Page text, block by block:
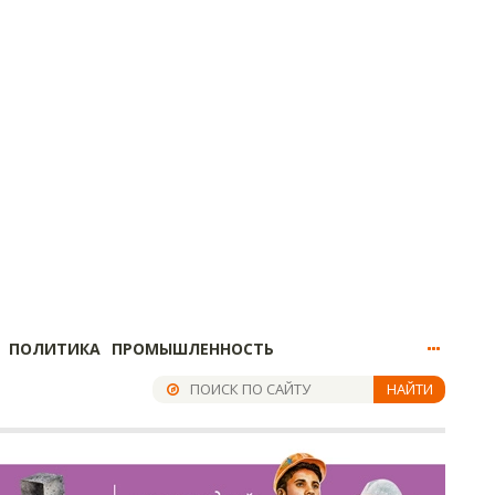
ПОЛИТИКА ПРОМЫШЛЕННОСТЬ
НАЙТИ